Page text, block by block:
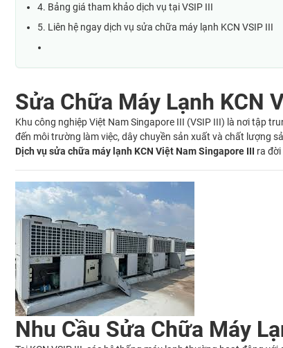
4. Bảng giá tham khảo dịch vụ tại VSIP III
5. Liên hệ ngay dịch vụ sửa chữa máy lạnh KCN VSIP III
Sửa Chữa Máy Lạnh KCN
Khu công nghiệp Việt Nam Singapore III (VSIP III) là nơi tập
đến môi trường làm việc, dây chuyền sản xuất và chất lượng
Dịch vụ sửa chữa máy lạnh KCN Việt Nam Singapore III ra
Nhu Cầu Sửa Chữa Máy